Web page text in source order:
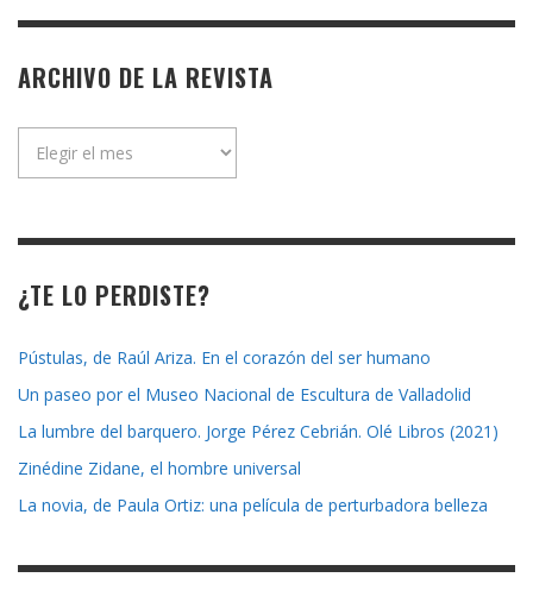
ARCHIVO DE LA REVISTA
¿TE LO PERDISTE?
Pústulas, de Raúl Ariza. En el corazón del ser humano
Un paseo por el Museo Nacional de Escultura de Valladolid
La lumbre del barquero. Jorge Pérez Cebrián. Olé Libros (2021)
Zinédine Zidane, el hombre universal
La novia, de Paula Ortiz: una película de perturbadora belleza